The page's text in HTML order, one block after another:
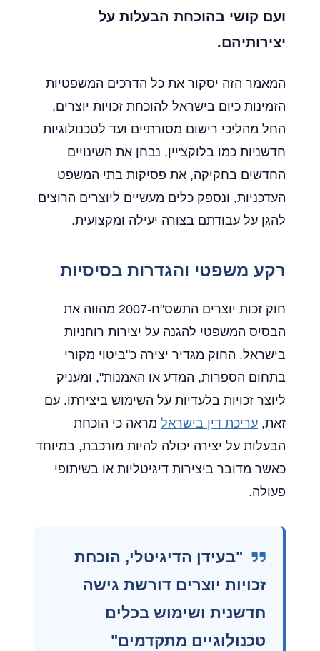
ועם קושי בהוכחת הבעלות על
יצירותיהם.
המאמר הזה יסקור את כל הדרכים המשפטיות
הזמינות כיום בישראל להוכחת זכויות יוצרים,
החל מהליכי רישום מסורתיים ועד לטכנולוגיות
חדשניות כמו בלוקצ'יין. נבחן את השינויים
החדשים בחקיקה, את פסיקות בתי המשפט
העדכניות, ונספק כלים מעשיים ליוצרים הרוצים
להגן על עבודתם בצורה יעילה ומקצועית.
רקע משפטי והגדרות בסיסיות
חוק זכות יוצרים התשס"ח-2007 מהווה את
הבסיס המשפטי להגנה על יצירות רוחניות
בישראל. החוק מגדיר יצירה כ"ביטוי מקורי
בתחום הספרות, המדע או האמנות", ומעניק
ליוצר זכויות בלעדיות על השימוש ביצירתו. עם
זאת, עריכת דין בישראל מראה כי הוכחת
הבעלות על יצירה יכולה להיות מורכבת, במיוחד
כאשר מדובר ביצירות דיגיטליות או בשיתופי
פעולה.
"בעידן הדיגיטלי, הוכחת
זכויות יוצרים דורשת גישה
חדשנית ושימוש בכלים
טכנולוגיים מתקדמים"